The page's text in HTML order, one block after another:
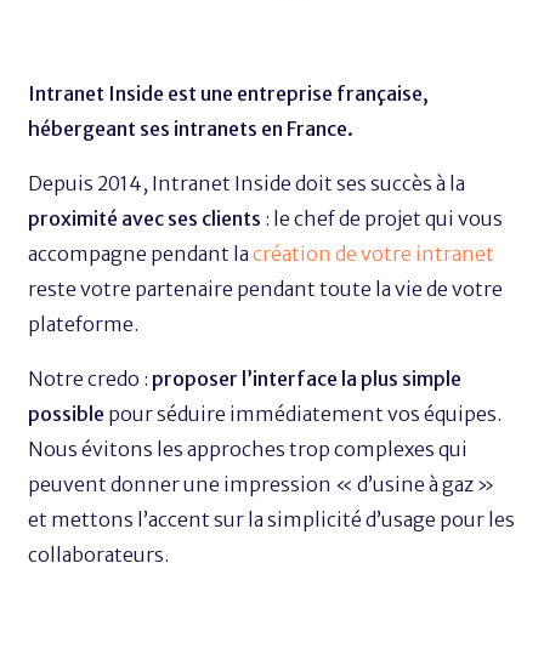
Intranet Inside est une entreprise française,
hébergeant ses intranets en France.
Depuis 2014, Intranet Inside doit ses succès à la
proximité avec ses clients : le chef de projet qui vous
accompagne pendant lacréation de votre intranet
reste votre partenaire pendant toute la vie de votre
plateforme.
Notre credo : proposer l’interface la plus simple
possible pour séduire immédiatement vos équipes.
Nous évitons les approches trop complexes qui
peuvent donner une impression « d’usine à gaz »
et mettons l’accent sur la simplicité d’usage pour les
collaborateurs.